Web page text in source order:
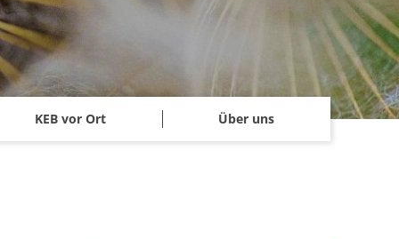
KEB vor Ort Über uns